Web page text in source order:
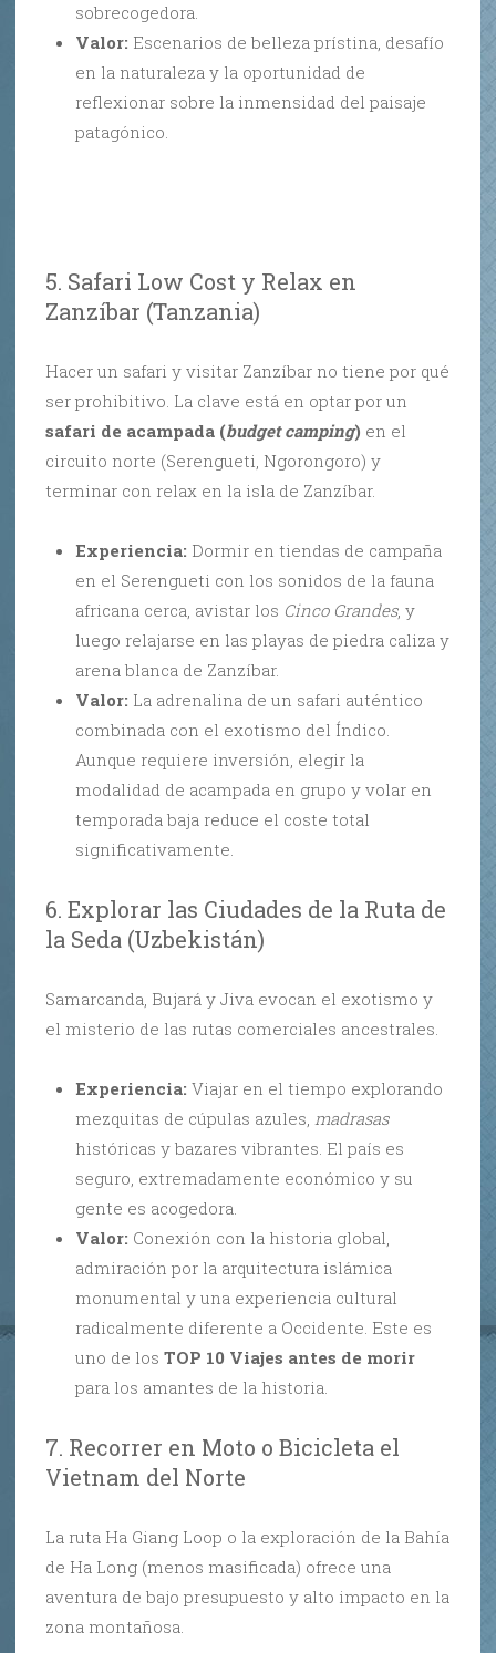
sobrecogedora.
Valor: Escenarios de belleza prístina, desafío
en la naturaleza y la oportunidad de
reflexionar sobre la inmensidad del paisaje
patagónico.
5. Safari Low Cost y Relax en
Zanzíbar (Tanzania)
Hacer un safari y visitar Zanzíbar no tiene por qué
ser prohibitivo. La clave está en optar por un
safari de acampada (budget camping) en el
circuito norte (Serengueti, Ngorongoro) y
terminar con relax en la isla de Zanzíbar.
Experiencia: Dormir en tiendas de campaña
en el Serengueti con los sonidos de la fauna
africana cerca, avistar los Cinco Grandes, y
luego relajarse en las playas de piedra caliza y
arena blanca de Zanzíbar.
Valor: La adrenalina de un safari auténtico
combinada con el exotismo del Índico.
Aunque requiere inversión, elegir la
modalidad de acampada en grupo y volar en
temporada baja reduce el coste total
significativamente.
6. Explorar las Ciudades de la Ruta de
la Seda (Uzbekistán)
Samarcanda, Bujará y Jiva evocan el exotismo y
el misterio de las rutas comerciales ancestrales.
Experiencia: Viajar en el tiempo explorando
mezquitas de cúpulas azules, madrasas
históricas y bazares vibrantes. El país es
seguro, extremadamente económico y su
gente es acogedora.
Valor: Conexión con la historia global,
admiración por la arquitectura islámica
monumental y una experiencia cultural
radicalmente diferente a Occidente. Este es
uno de los TOP 10 Viajes antes de morir
para los amantes de la historia.
7. Recorrer en Moto o Bicicleta el
Vietnam del Norte
La ruta Ha Giang Loop o la exploración de la Bahía
de Ha Long (menos masificada) ofrece una
aventura de bajo presupuesto y alto impacto en la
zona montañosa.